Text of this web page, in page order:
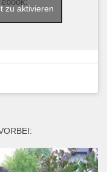
zu aktivieren